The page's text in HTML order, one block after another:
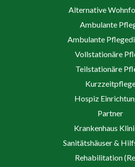
Alternative
Ambulante
Ambulante
Vollstationäre
Teilstationäre
Hospiz
Partner
Krankenhaus
Sanitätshäuser &
Rehabilitation